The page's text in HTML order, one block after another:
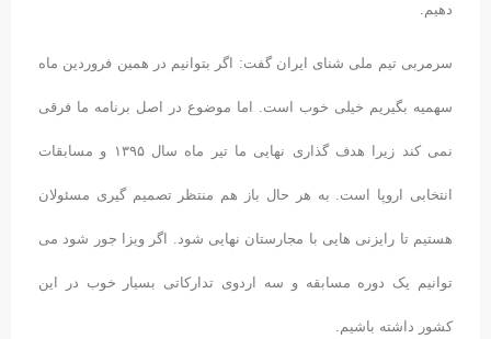
دهیم.
سرمربی تیم ملی شنای ایران گفت: اگر بتوانیم در همین فروردین ماه
سهمیه بگیریم خیلی خوب است. اما موضوع در اصل برنامه ما فرقی
نمی کند زیرا هدف گذاری نهایی ما تیر ماه سال ۱۳۹۵ و مسابقات
انتخابی اروپا است. به هر حال باز هم منتظر تصمیم گیری مسئولان
هستیم تا رایزنی هایی با مجارستان نهایی شود. اگر ویزا جور شود می
توانیم یک دوره مسابقه و سه اردوی تدارکاتی بسیار خوب در این
کشور داشته باشیم.